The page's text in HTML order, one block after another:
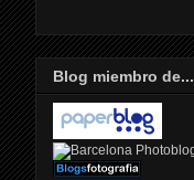
Blog miembro de...